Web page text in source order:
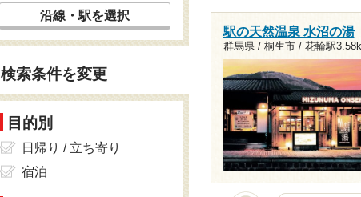
駅の天然温泉 水沼の湯
群馬県 / 桐生市 / 花輪駅
沿線・駅を選択
検索条件を変更
目的別
日帰り / 立ち寄り
宿泊